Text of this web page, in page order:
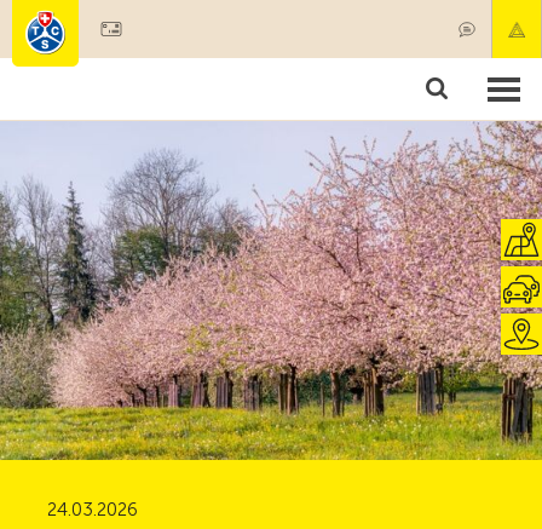
Mitgliedschaft & Leistungen
Test, Sicherheit & Gesundheit
24.03.2026